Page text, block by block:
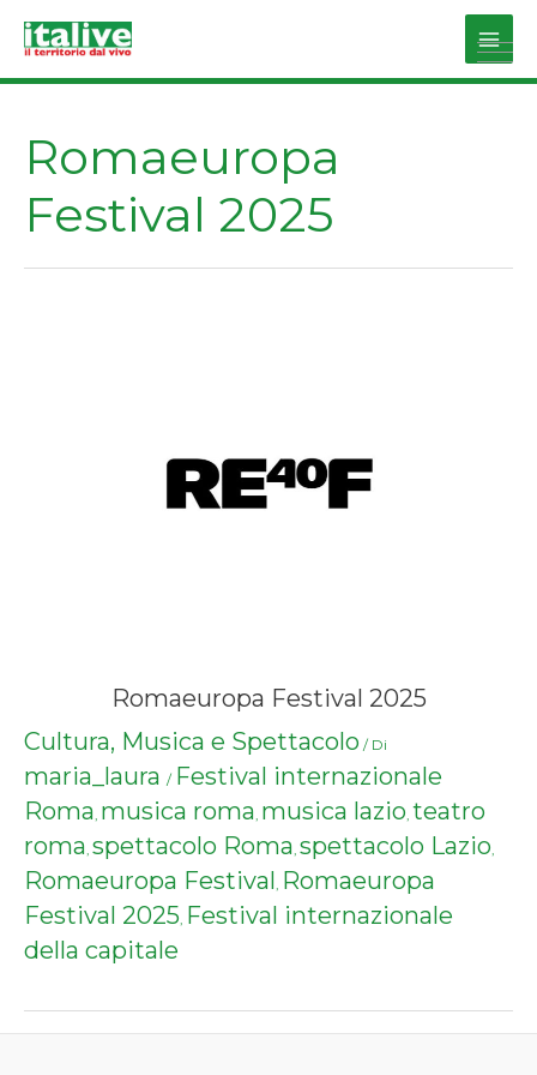
Main
Romaeuropa
Festival 2025
Romaeuropa Festival 2025
Cultura, Musica e Spettacolo / Di
maria_laura / Festival internazionale
Roma, musica roma, musica lazio, teatro
roma, spettacolo Roma, spettacolo Lazio,
Romaeuropa Festival , Romaeuropa
Festival 2025, Festival internazionale
della capitale